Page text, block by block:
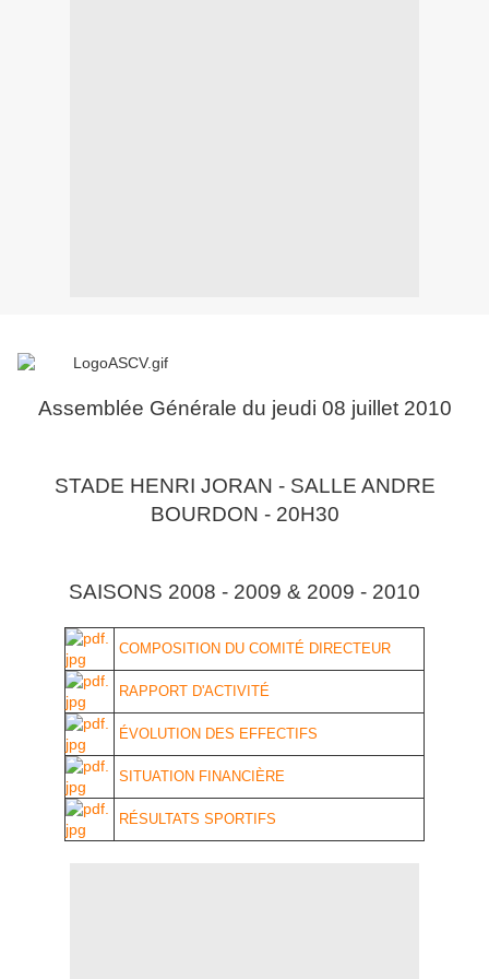
Assemblée Générale du jeudi 08 juillet 2010
STADE HENRI JORAN - SALLE ANDRE
BOURDON - 20H30
SAISONS 2008 - 2009 & 2009 - 2010
COMPOSITION DU COMITÉ DIRECTEUR
RAPPORT D'ACTIVITÉ
ÉVOLUTION DES EFFECTIFS
SITUATION FINANCIÈRE
RÉSULTATS SPORTIFS